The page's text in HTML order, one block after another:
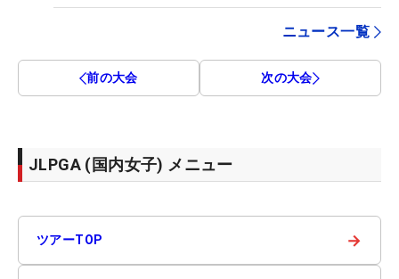
ニュース一覧
前の大会 次の大会
JLPGA (国内女子) メニュー
ツアーTOP →